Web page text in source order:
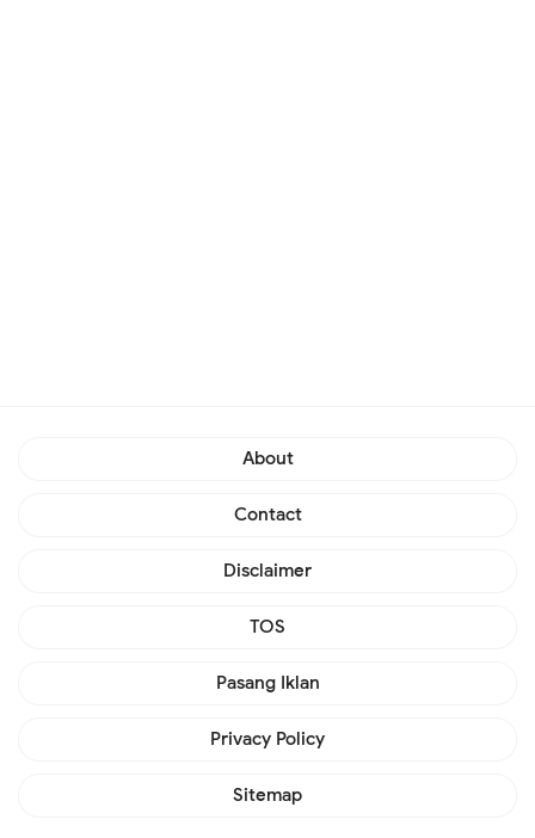
About
Contact
Disclaimer
TOS
Pasang Iklan
Privacy Policy
Sitemap